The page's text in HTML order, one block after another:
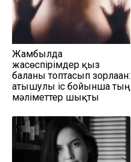
Жамбылда
жасөспірімдер қыз
баланы топтасып зорлаған:
атышулы іс бойынша тың
мәліметтер шықты